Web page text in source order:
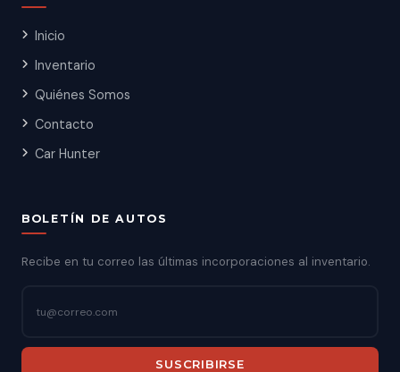
Inicio
Inventario
Quiénes Somos
Contacto
Car Hunter
BOLETÍN DE AUTOS
Recibe en tu correo las últimas incorporaciones al inventario.
SUSCRIBIRSE